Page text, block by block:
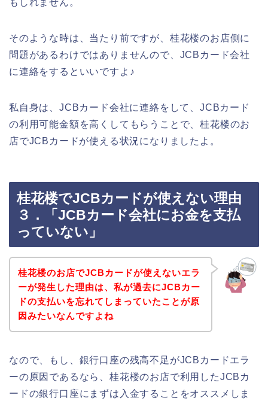
そのような時は、当たり前ですが、桂花楼のお店側に
問題があるわけではありませんので、JCBカード会社
に連絡をするといいですよ♪
私自身は、JCBカード会社に連絡をして、JCBカード
の利用可能金額を高くしてもらうことで、桂花楼のお
店でJCBカードが使える状況になりましたよ。
桂花楼でJCBカードが使えない理由
３．「JCBカード会社にお金を支払
っていない」
桂花楼のお店でJCBカードが使えないエラ
ーが発生した理由は、私が過去にJCBカー
ドの支払いを忘れてしまっていたことが原
因みたいなんですよね
なので、もし、銀行口座の残高不足がJCBカードエラ
ーの原因であるなら、桂花楼のお店で利用したJCBカ
ードの銀行口座にまずは入金することをオススメしま